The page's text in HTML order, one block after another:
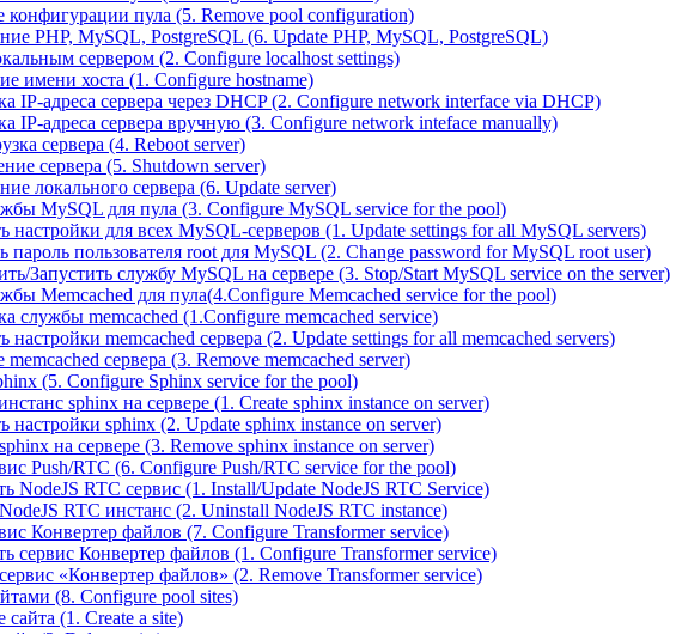
конфигурации пула (5. Remove pool configuration)
PHP, MySQL, PostgreSQL (6. Update PHP, MySQL, PostgreSQL)
сервером (2. Configure localhost settings)
имени хоста (1. Configure hostname)
IP-адреса сервера через DHCP (2. Configure network interface via DHCP)
IP-адреса сервера вручную (3. Configure network inteface manually)
сервера (4. Reboot server)
сервера (5. Shutdown server)
локального сервера (6. Update server)
MySQL для пула (3. Configure MySQL service for the pool)
настройки для всех MySQL-серверов (1. Update settings for all MySQL servers)
пароль пользователя root для MySQL (2. Change password for MySQL root user)
Запустить службу MySQL на сервере (3. Stop/Start MySQL service on the server)
Memcached для пула(4.Configure Memcached service for the pool)
службы memcached (1.Configure memcached service)
настройки memcached сервера (2. Update settings for all memcached servers)
memcached сервера (3. Remove memcached server)
(5. Configure Sphinx service for the pool)
sphinx на сервере (1. Create sphinx instance on server)
настройки sphinx (2. Update sphinx instance on server)
на сервере (3. Remove sphinx instance on server)
Push/RTC (6. Configure Push/RTC service for the pool)
NodeJS RTC сервис (1. Install/Update NodeJS RTC Service)
RTC инстанс (2. Uninstall NodeJS RTC instance)
Конвертер файлов (7. Configure Transformer service)
сервис Конвертер файлов (1. Configure Transformer service)
«Конвертер файлов» (2. Remove Transformer service)
(8. Configure pool sites)
сайта (1. Create a site)